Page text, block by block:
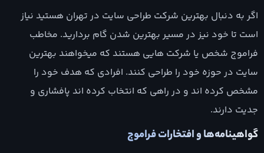
اگر به دنبال بهترین شرکت طراحی سایت در تهران هستید نیاز
است تا خود نیز در مسیر بهترین شدن گام بردارید. مخاطب
فراموج شخص یا شرکت هایی هستند که میخواهند بهترین
سایت در حوزه خود را طراحی کنند. افرادی که هدف خود را
مشخص کرده اند و در راهی که انتخاب کرده اند پافشاری و
جدیت دارند.
گواهینامه‌ها و افتخارات فراموج